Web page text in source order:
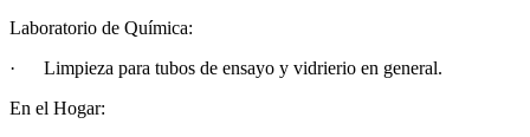
Laboratorio de Química:
· Limpieza para tubos de ensayo y vidrierio en general.
En el Hogar: